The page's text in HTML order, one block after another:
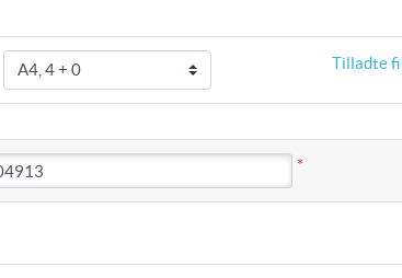
Tilladte
*